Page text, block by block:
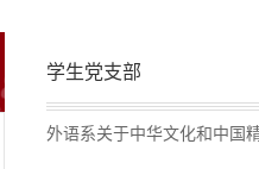
学生党支部
外语系关于中华文化和中国